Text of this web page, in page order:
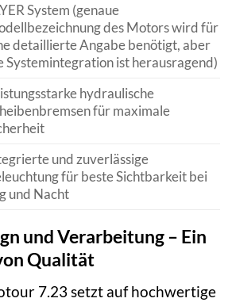
System (genaue
des Motors wird für
detaillierte Angabe benötigt, aber
Systemintegration ist herausragend)
hydraulische
für maximale
und zuverlässige
für beste Sichtbarkeit bei
und Nacht
und Verarbeitung – Ein
Qualität
7.23 setzt auf hochwertige